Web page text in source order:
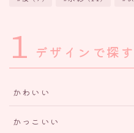
1 デザインで探す
かわいい
かっこいい